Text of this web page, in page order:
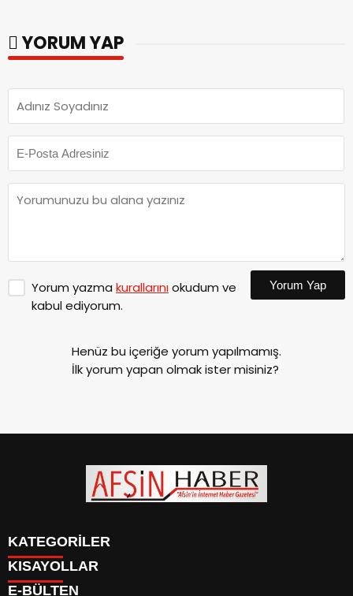
YORUM YAP
Yorum yazma kurallarınıokudum ve
kabul ediyorum.
Yorum Yap
Henüz bu içeriğe yorum yapılmamış.
İlk yorum yapan olmak ister misiniz?
KATEGORİLER
SİYASET
KISAYOLLAR
E-BÜLTEN